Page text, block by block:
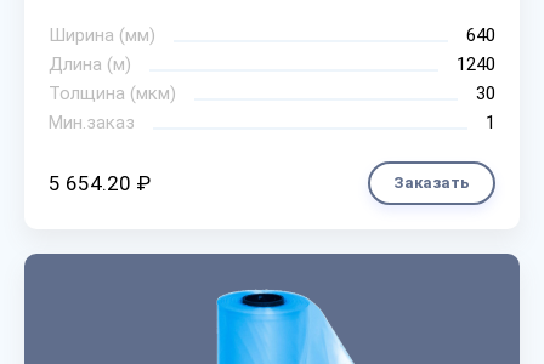
Ширина (мм)
640
Длина (м)
1240
Толщина (мкм)
30
Мин.заказ
1
5 654.20 ₽ Заказать